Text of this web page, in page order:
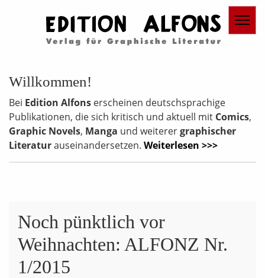
Willkommen!
Bei Edition Alfons erscheinen deutschsprachige
Publikationen, die sich kritisch und aktuell mit Comics,
Graphic Novels, Manga und weiterergraphischer
Literaturauseinandersetzen. Weiterlesen >>>
Noch pünktlich vor
Weihnachten: ALFONZ Nr.
1/2015